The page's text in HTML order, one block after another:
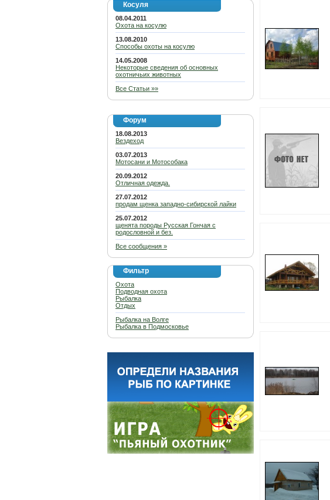
Косуля
08.04.2011
Охота на косулю
13.08.2010
Способы охоты на косулю
14.05.2008
Некоторые сведения об основных
охотничьих животных
Все Статьи »»
Форум
18.08.2013
Вездеход
03.07.2013
Мотосани и Мотособака
20.09.2012
Отличная одежда.
27.07.2012
продам щенка западно-сибирской лайки
25.07.2012
щенята породы Русская Гончая с
родословной и без.
Все сообщения »
Фильтр
Охота
Подводная охота
Рыбалка
Отдых
Рыбалка на Волге
Рыбалка в Подмосковье